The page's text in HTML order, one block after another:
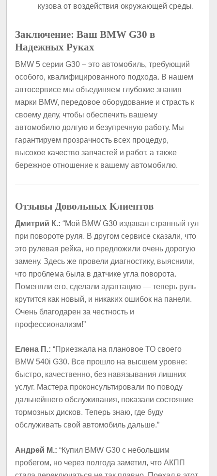
кузова от воздействия окружающей среды.
Заключение: Ваш BMW G30 в
Надежных Руках
BMW 5 серии G30 – это автомобиль, требующий
особого, квалифицированного подхода. В нашем
автосервисе мы объединяем глубокие знания
марки BMW, передовое оборудование и страсть к
своему делу, чтобы обеспечить вашему
автомобилю долгую и безупречную работу. Мы
гарантируем прозрачность всех процедур,
высокое качество запчастей и работ, а также
бережное отношение к вашему автомобилю.
Отзывы Довольных Клиентов
Дмитрий К.: “Мой BMW G30 издавал странный гул
при повороте руля. В другом сервисе сказали, что
это рулевая рейка, но предложили очень дорогую
замену. Здесь же провели диагностику, выяснили,
что проблема была в датчике угла поворота.
Поменяли его, сделали адаптацию — теперь руль
крутится как новый, и никаких ошибок на панели.
Очень благодарен за честность и
профессионализм!”
Елена П.: “Приезжала на плановое ТО своего
BMW 540i G30. Все прошло на высшем уровне:
быстро, качественно, без навязывания лишних
услуг. Мастера проконсультировали по поводу
дальнейшего обслуживания, показали состояние
тормозных дисков. Теперь знаю, где буду
обслуживать свой автомобиль дальше.”
Андрей М.: “Купил BMW G30 с небольшим
пробегом, но через полгода заметил, что АКПП